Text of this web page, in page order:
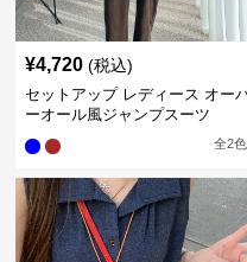
¥4,720 (税込)
セットアップ レディース オー
ーオール風ジャンプスーツ
全2色